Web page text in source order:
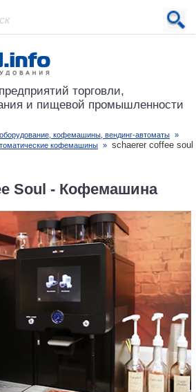
году
торговли,
и пищевой промышленности
кофемашины, вендинг-автоматы »
кофемашины » schaerer coffee soul
Soul - Кофемашина